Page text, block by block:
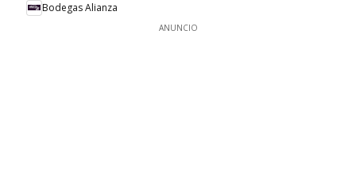
Bodegas Alianza
ANUNCIO